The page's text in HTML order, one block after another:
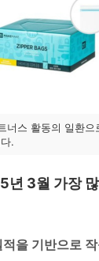
너스 활동의 일환으
.
년 3월 가장
을 기반으로